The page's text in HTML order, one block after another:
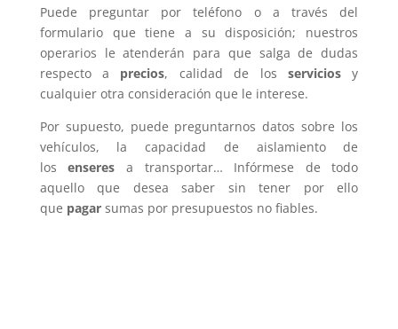
Puede preguntar por teléfono o a través del
formulario que tiene a su disposición; nuestros
operarios le atenderán para que salga de dudas
respecto a precios, calidad de los serviciosy
cualquier otra consideración que le interese.
Por supuesto, puede preguntarnos datos sobre los
vehículos, la capacidad de aislamiento de
losenseres a transportar… Infórmese de todo
aquello que desea saber sin tener por ello
que pagar sumas por presupuestos no fiables.